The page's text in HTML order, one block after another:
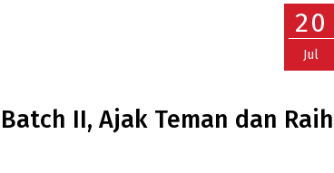
20
Jul
II, Ajak Teman dan Raih